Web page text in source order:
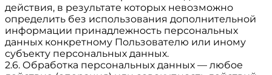
действия, в результате которых невозможно
определить без использования дополнительной
информации принадлежность персональных
данных конкретному Пользователю или иному
субъекту персональных данных.
2.6. Обработка персональных данных — любое